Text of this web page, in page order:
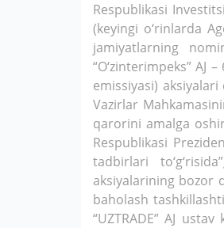
Respublikasi
(keyingi o‘rinlarda
jamiyatlarning
“O‘zinterimpeks” AJ
emissiyasi)
Vazirlar
qarorini amalga
Respublikasi
tadbirlari
aksiyalarining bozor
baholash
“UZTRADE” AJ